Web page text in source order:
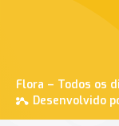
Flora – Todos os
Desenvolvido